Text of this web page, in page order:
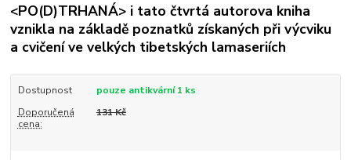
<PO(D)TRHANÁ> i tato čtvrtá autorova kniha
vznikla na základě poznatků získaných při výcviku
a cvičení ve velkých tibetských lamaseriích
Dostupnost
pouze antikvární 1 ks
Doporučená
cena:
131 Kč